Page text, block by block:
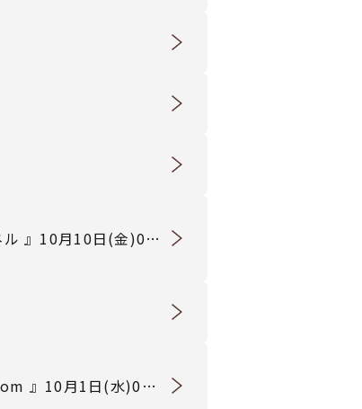
』10月10日(金)0時
』10月1日(水)0時